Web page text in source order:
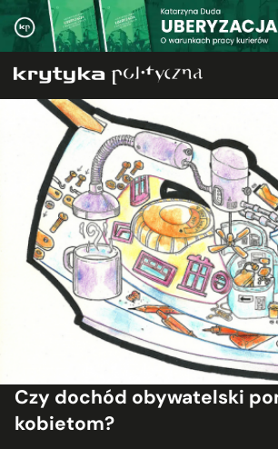
Czy dochód obywatelski
kobietom?